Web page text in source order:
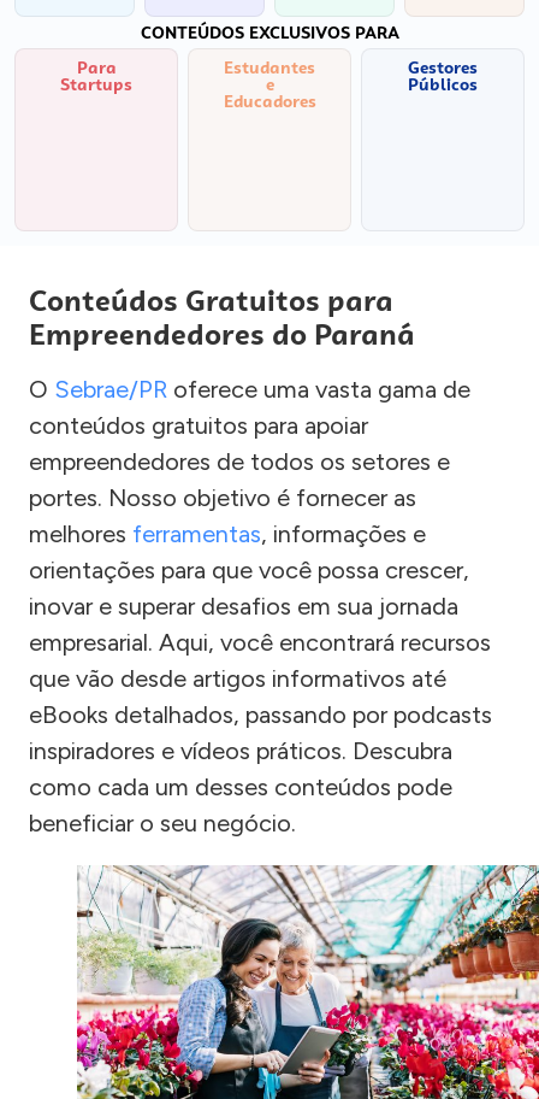
CONTEÚDOS EXCLUSIVOS PARA
Para
Startups
Estudantes
e
Educadores
Gestores
Públicos
Conteúdos Gratuitos para
Empreendedores do Paraná
O Sebrae/PR oferece uma vasta gama de
conteúdos gratuitos para apoiar
empreendedores de todos os setores e
portes. Nosso objetivo é fornecer as
melhores ferramentas, informações e
orientações para que você possa crescer,
inovar e superar desafios em sua jornada
empresarial. Aqui, você encontrará recursos
que vão desde artigos informativos até
eBooks detalhados, passando por podcasts
inspiradores e vídeos práticos. Descubra
como cada um desses conteúdos pode
beneficiar o seu negócio.